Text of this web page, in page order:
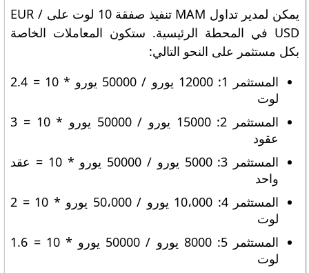
يمكن لمدير تداول MAM تنفيذ صفقة 10 لوت على EUR /
USD في المحطة الرئيسية. ستكون المعاملات الخاصة
بكل مستثمر على النحو التالي:
المستثمر 1: 12000 يورو / 50000 يورو * 10 = 2.4
لوت
المستثمر 2: 15000 يورو / 50000 يورو * 10 = 3
عقود
المستثمر 3: 5000 يورو / 50000 يورو * 10 = عقد
واحد
المستثمر 4: 10،000 يورو / 50،000 يورو * 10 = 2
لوت
المستثمر 5: 8000 يورو / 50000 يورو * 10 = 1.6
لوت